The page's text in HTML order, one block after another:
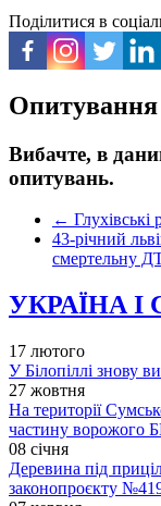
Поділитися в
Опитування
Вибачте, в
опитувань.
← Глухівські
43-річний
смертельну
УКРАЇНА І
17 лютого
У Білопіллі знову
27 жовтня
На території
частину ворожого
08 січня
Деревина під
законопроєкту